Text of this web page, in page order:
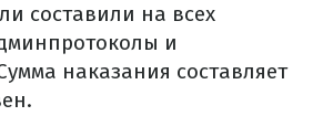
составили на всех
и
наказания составляет